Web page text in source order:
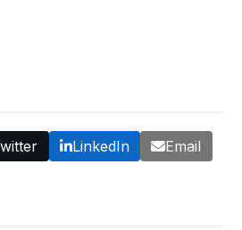
LinkedIn Email